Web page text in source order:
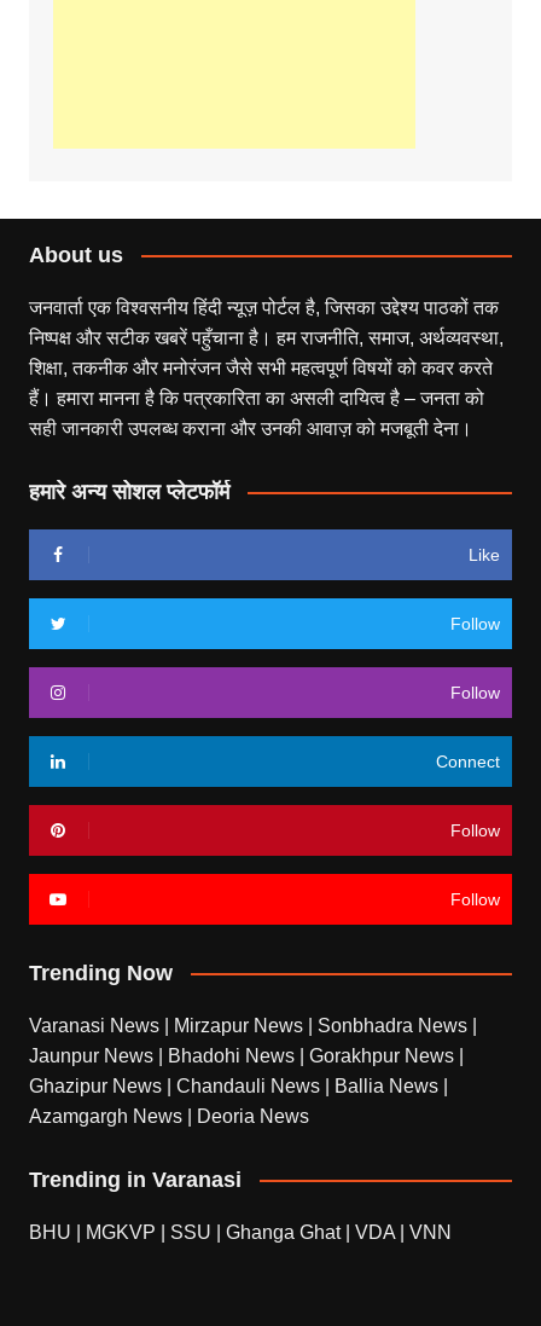
About us
जनवार्ता एक विश्वसनीय हिंदी न्यूज़ पोर्टल है, जिसका उद्देश्य पाठकों तक
निष्पक्ष और सटीक खबरें पहुँचाना है। हम राजनीति, समाज, अर्थव्यवस्था,
शिक्षा, तकनीक और मनोरंजन जैसे सभी महत्वपूर्ण विषयों को कवर करते
हैं। हमारा मानना है कि पत्रकारिता का असली दायित्व है – जनता को
सही जानकारी उपलब्ध कराना और उनकी आवाज़ को मजबूती देना।
हमारे अन्य सोशल प्लेटफॉर्म
Like
Follow
Follow
Connect
Follow
Follow
Trending Now
Varanasi News Mirzapur News Sonbhadra News
Jaunpur News
Bhadohi News Gorakhpur News
Ghazipur News
Chandauli News Ballia News
Azamgargh News
Deoria News
Trending in Varanasi
BHU MGKVP SSU Ghanga Ghat| VDA VNN